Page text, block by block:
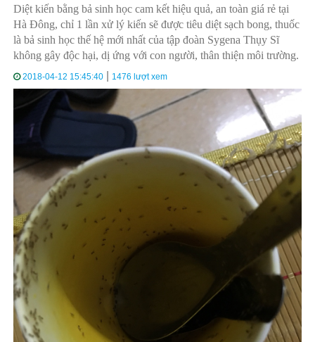
Diệt kiến bằng bả sinh học cam kết hiệu quả, an toàn giá rẻ tại
Hà Đông, chỉ 1 lần xử lý kiến sẽ được tiêu diệt sạch bong, thuốc
là bả sinh học thế hệ mới nhất của tập đoàn Sygena Thụy Sĩ
không gây độc hại, dị ứng với con người, thân thiện môi trường.
2018-04-12 15:45:40 1476 lượt xem